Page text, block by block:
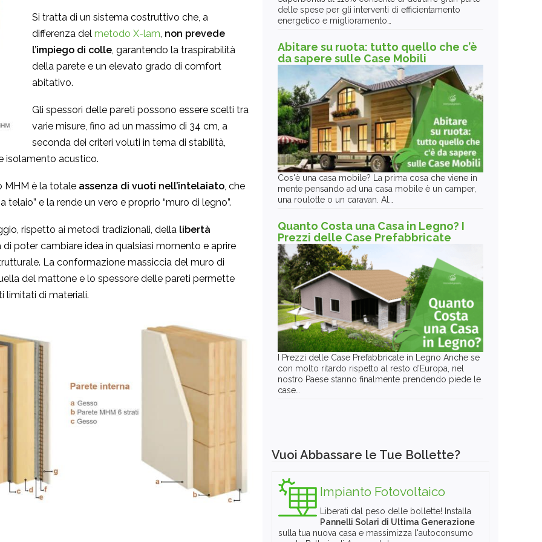
Si tratta di un sistema costruttivo che, a
differenza del metodo X-lam non prevede
l’impiego di colle , garantendo la traspirabilità
della parete e un elevato grado di comfort
abitativo.
Gli spessori delle pareti possono essere scelti tra
varie misure, fino ad un massimo di 34 cm, a
seconda dei criteri voluti in tema di stabilità,
isolamento acustico.
MHM è la totale assenza di vuoti nell’intelaiato , che
e la rende un vero e proprio “muro di legno”.
rispetto ai metodi tradizionali, della libertà
poter cambiare idea in qualsiasi momento e aprire
La conformazione massiccia del muro di
del mattone e lo spessore delle pareti permette
limitati di materiali.
delle spese per gli interventi di efficientamento
energetico e miglioramento…
Abitare su ruota: tutto quello che c’è
da sapere sulle Case Mobili
Cos'è una casa mobile? La prima cosa che viene in
mente pensando ad una casa mobile è un camper,
una roulotte o un caravan. Al…
Quanto Costa una Casa in Legno? I
Prezzi delle Case Prefabbricate
I Prezzi delle Case Prefabbricate in Legno Anche se
con molto ritardo rispetto al resto d'Europa, nel
nostro Paese stanno finalmente prendendo piede le
case…
Vuoi Abbassare le Tue Bollette?
Impianto Fotovoltaico
Liberati dal peso delle bollette! Installa
Pannelli Solari di Ultima Generazione
sulla tua nuova casa e massimizza l'autoconsumo